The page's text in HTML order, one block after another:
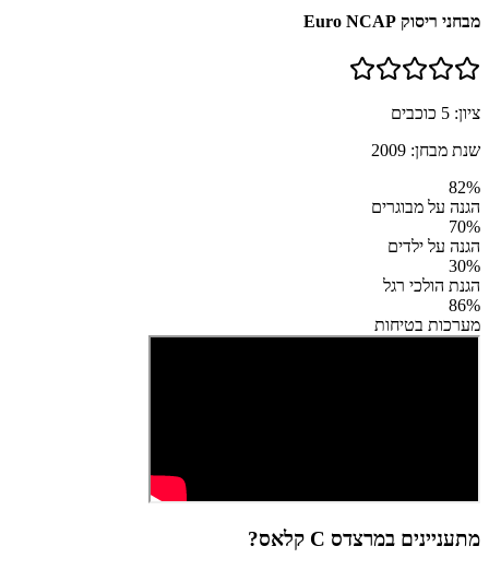
מבחני ריסוק Euro NCAP
ציון: 5 כוכבים
שנת מבחן: 2009
82%
הגנה על מבוגרים
70%
הגנה על ילדים
30%
הגנת הולכי רגל
86%
מערכות בטיחות
מתעניינים במרצדס C קלאס ?